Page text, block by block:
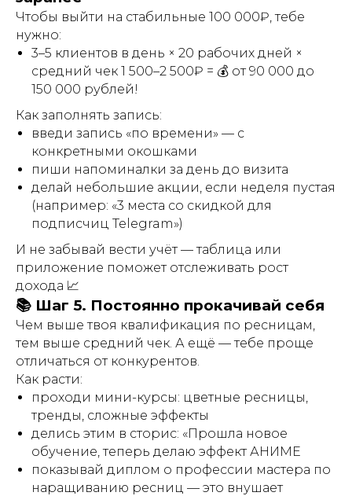
Чтобы выйти на стабильные 100 000₽, тебе
нужно:
3–5 клиентов в день × 20 рабочих дней ×
средний чек 1 500–2 500₽ = 💰 от 90 000 до
150 000 рублей!
Как заполнять запись:
введи запись «по времени» — с
конкретными окошками
пиши напоминалки за день до визита
делай небольшие акции, если неделя пустая
(например: «3 места со скидкой для
подписчиц Telegram»)
И не забывай вести учёт — таблица или
приложение поможет отслеживать рост
дохода 📈
📚 Шаг 5. Постоянно прокачивай себя
Чем выше твоя квалификация по ресницам,
тем выше средний чек. А ещё — тебе проще
отличаться от конкурентов.
Как расти:
проходи мини-курсы: цветные ресницы,
тренды, сложные эффекты
делись этим в сторис: «Прошла новое
обучение, теперь делаю эффект АНИМЕ
показывай диплом о профессии мастера по
наращиванию ресниц — это внушает